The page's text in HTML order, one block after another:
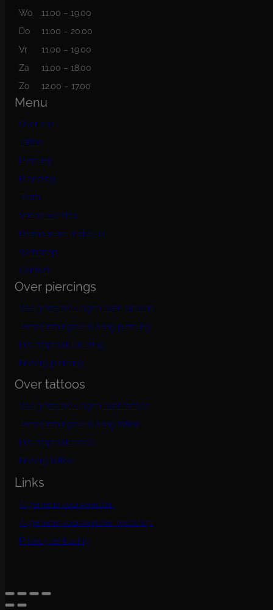
Wo
11.00 – 19.00
Do
11.00 – 20.00
Vr
11.00 – 19.00
Za
11.00 – 18.00
Zo
12.00 – 17.00
Menu
Over ons
Tattoo
Piercing
Branding
Team
Vriend worden
Permanente make-up
Webshop
Contact
Over piercings
Veelgestelde vragen over piercen
Toestemmingsverklaring piercing
Info afspraak piercing
Nazorg piercing
Over tattoos
Veelgestelde vragen over tattoos
Toestemmingsverklaring tattoo
Info afspraak tattoo
Nazorg tattoo
Links
Algemene voorwaarden
Algemene voorwaarden webshop
Privacy verklaring